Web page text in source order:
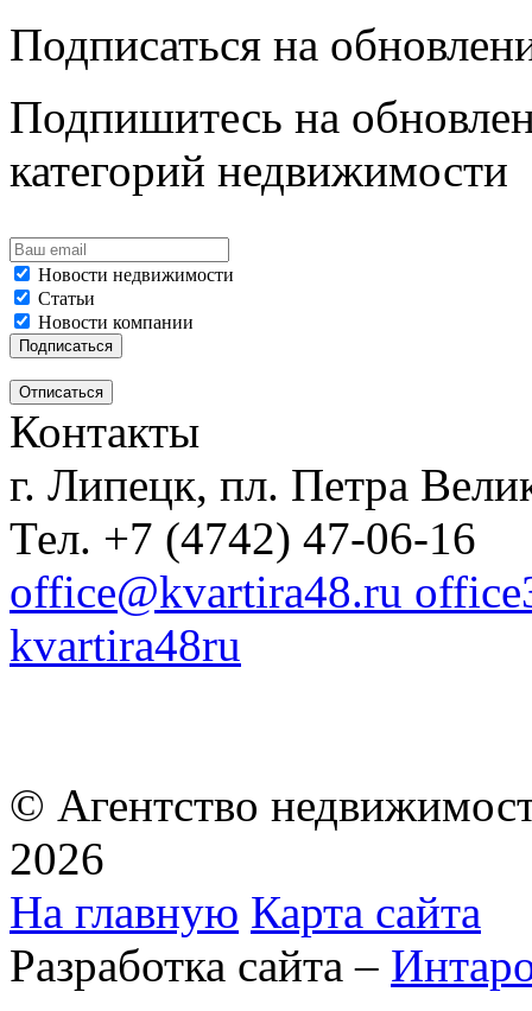
Подписаться на
Подпишитесь на
категорий недвижимости
Новости недвижимости
Статьи
Новости компании
Контакты
г. Липецк, пл. Петра
Тел. +7 (4742) 47-06-16
office@kvartira48.ru
kvartira48ru
© Агентство
2026
На главную Карта сайта
Разработка сайта –